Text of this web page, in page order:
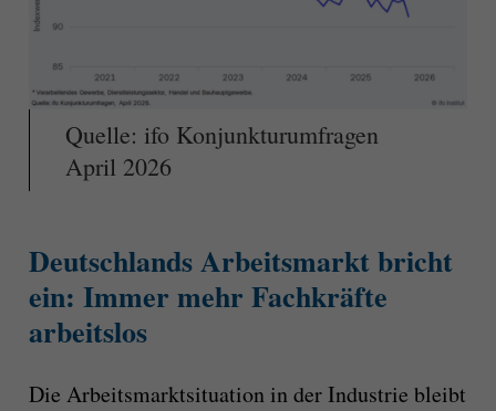
Quelle: ifo Konjunkturumfragen
April 2026
Deutschlands Arbeitsmarkt bricht
ein: Immer mehr Fachkräfte
arbeitslos
Die Arbeitsmarktsituation in der Industrie bleibt